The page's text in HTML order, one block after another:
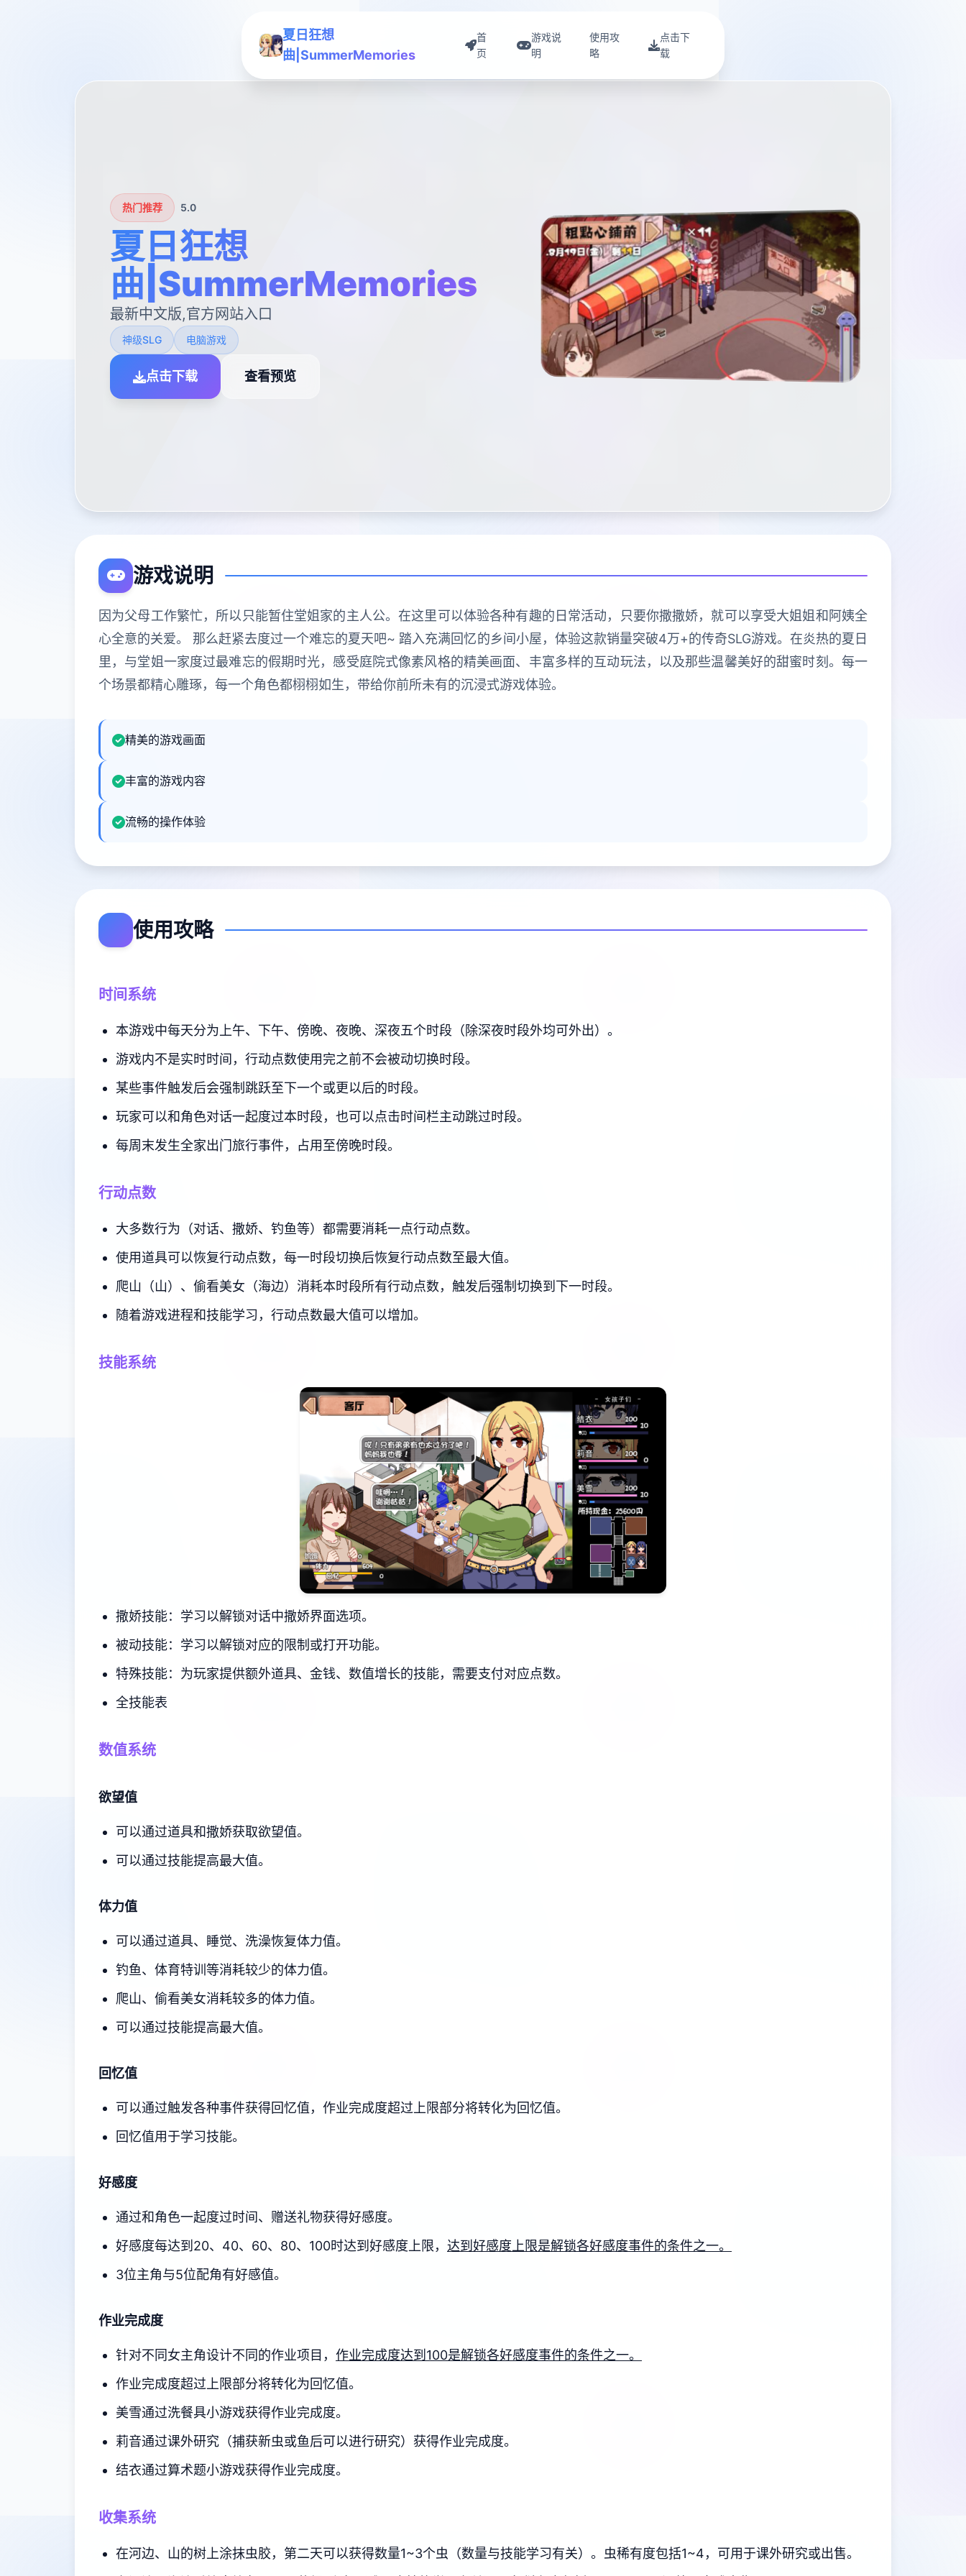
夏日狂想
曲|SummerMemories
首
页
游戏说
明
使用攻
略
点击下
载
热门推荐 5.0
夏日狂想
曲|SummerMemories
最新中文版,官方网站入口
神级SLG 电脑游戏
点击下载 查看预览
游戏说明
因为父母工作繁忙，所以只能暂住堂姐家的主人公。在这里可以体验各种有趣的日常活动，只要你撒撒娇，就可以享受大姐姐和阿姨全
心全意的关爱。 那么赶紧去度过一个难忘的夏天吧~ 踏入充满回忆的乡间小屋，体验这款销量突破4万+的传奇SLG游戏。在炎热的夏日
里，与堂姐一家度过最难忘的假期时光，感受庭院式像素风格的精美画面、丰富多样的互动玩法，以及那些温馨美好的甜蜜时刻。每一
个场景都精心雕琢，每一个角色都栩栩如生，带给你前所未有的沉浸式游戏体验。
精美的游戏画面
丰富的游戏内容
流畅的操作体验
使用攻略
时间系统
本游戏中每天分为上午、下午、傍晚、夜晚、深夜五个时段（除深夜时段外均可外出）。
游戏内不是实时时间，行动点数使用完之前不会被动切换时段。
某些事件触发后会强制跳跃至下一个或更以后的时段。
玩家可以和角色对话一起度过本时段，也可以点击时间栏主动跳过时段。
每周末发生全家出门旅行事件，占用至傍晚时段。
行动点数
大多数行为（对话、撒娇、钓鱼等）都需要消耗一点行动点数。
使用道具可以恢复行动点数，每一时段切换后恢复行动点数至最大值。
爬山（山）、偷看美女（海边）消耗本时段所有行动点数，触发后强制切换到下一时段。
随着游戏进程和技能学习，行动点数最大值可以增加。
技能系统
撒娇技能：学习以解锁对话中撒娇界面选项。
被动技能：学习以解锁对应的限制或打开功能。
特殊技能：为玩家提供额外道具、金钱、数值增长的技能，需要支付对应点数。
全技能表
数值系统
欲望值
可以通过道具和撒娇获取欲望值。
可以通过技能提高最大值。
体力值
可以通过道具、睡觉、洗澡恢复体力值。
钓鱼、体育特训等消耗较少的体力值。
爬山、偷看美女消耗较多的体力值。
可以通过技能提高最大值。
回忆值
可以通过触发各种事件获得回忆值，作业完成度超过上限部分将转化为回忆值。
回忆值用于学习技能。
好感度
通过和角色一起度过时间、赠送礼物获得好感度。
好感度每达到20、40、60、80、100时达到好感度上限， 达到好感度上限是解锁各好感度事件的条件之一。
3位主角与5位配角有好感值。
作业完成度
针对不同女主角设计不同的作业项目， 作业完成度达到100是解锁各好感度事件的条件之一。
作业完成度超过上限部分将转化为回忆值。
美雪通过洗餐具小游戏获得作业完成度。
莉音通过课外研究（捕获新虫或鱼后可以进行研究）获得作业完成度。
结衣通过算术题小游戏获得作业完成度。
收集系统
在河边、山的树上涂抹虫胶，第二天可以获得数量1~3个虫（数量与技能学习有关）。虫稀有度包括1~4，可用于课外研究或出售。